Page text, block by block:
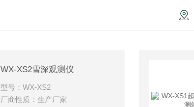
WX-XS2雪深观测仪
型号：WX-XS2
厂商性质：生产厂家